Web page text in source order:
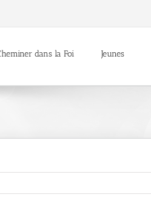
dans la Foi Jeunes